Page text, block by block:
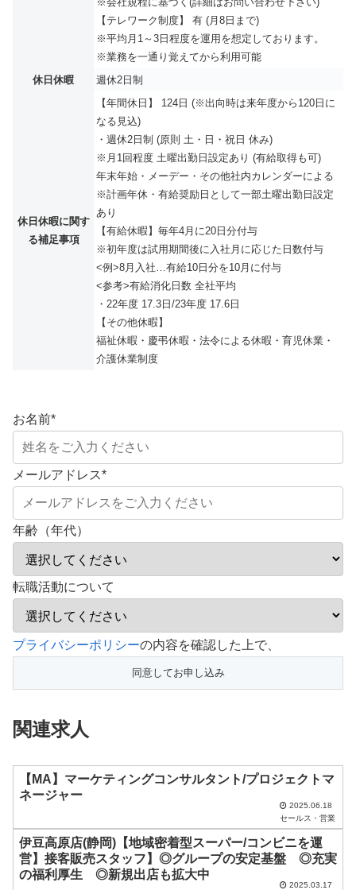
【テレワーク制度】 有 (月8日まで)
※平均月1～3日程度を運用を想定しております。
※業務を一通り覚えてから利用可能
休日休暇
週休2日制
休日休暇に関す
る補足事項
【年間休日】 124日 (※出向時は来年度から120日に
なる見込)
・週休2日制 (原則 土・日・祝日 休み)
※月1回程度 土曜出勤日設定あり (有給取得も可)
年末年始・メーデー・その他社内カレンダーによる
※計画年休・有給奨励日として一部土曜出勤日設定
あり
【有給休暇】毎年4月に20日分付与
※初年度は試用期間後に入社月に応じた日数付与
<例>8月入社…有給10日分を10月に付与
<参考>有給消化日数 全社平均
・22年度 17.3日/23年度 17.6日
【その他休暇】
福祉休暇・慶弔休暇・法令による休暇・育児休業・
介護休業制度
お名前*
メールアドレス*
年齢（年代）
転職活動について
こ
フ
ー
は
の
ま
プライバシーポリシーの内容を確認した上で、
関連求人
【MA】マーケティングコンサルタント/プロジェクトマ
ネージャー
2025.06.18
セールス・営業
伊豆高原店(静岡)【地域密着型スーパー/コンビニを運
営】接客販売スタッフ】◎グループの安定基盤 ◎充実
の福利厚生 ◎新規出店も拡大中
2025.03.17